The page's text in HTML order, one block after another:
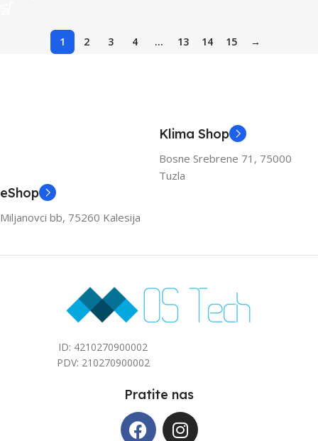
1 2 3 4 … 13 14 15 →
Klima Shop
Bosne Srebrene 71, 75000
Tuzla
eShop
Miljanovci bb, 75260 Kalesija
ID: 4210270900002
PDV: 210270900002
Pratite nas